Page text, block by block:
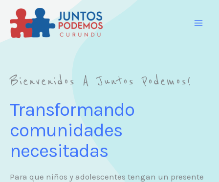
contenido
Bienvenidos A Juntos Podemos!
Transformando
comunidades
necesitadas
Para que niños y adolescentes tengan un presente